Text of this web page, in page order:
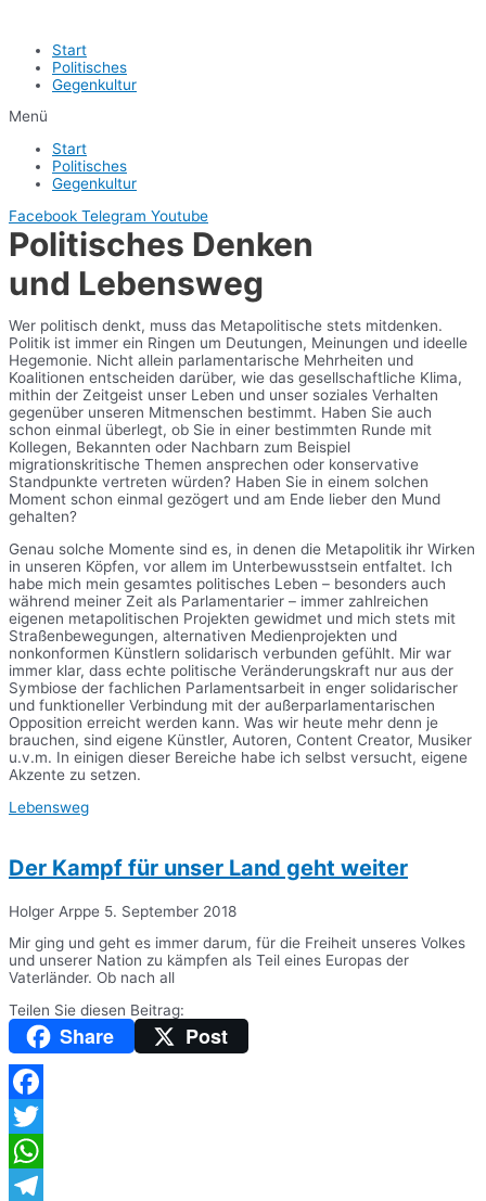
Start
Politisches
Gegenkultur
Menü
Start
Politisches
Gegenkultur
Facebook Telegram Youtube
Politisches Denken
und Lebensweg
Wer politisch denkt, muss das Metapolitische stets mitdenken.
Politik ist immer ein Ringen um Deutungen, Meinungen und ideelle
Hegemonie. Nicht allein parlamentarische Mehrheiten und
Koalitionen entscheiden darüber, wie das gesellschaftliche Klima,
mithin der Zeitgeist unser Leben und unser soziales Verhalten
gegenüber unseren Mitmenschen bestimmt. Haben Sie auch
schon einmal überlegt, ob Sie in einer bestimmten Runde mit
Kollegen, Bekannten oder Nachbarn zum Beispiel
migrationskritische Themen ansprechen oder konservative
Standpunkte vertreten würden? Haben Sie in einem solchen
Moment schon einmal gezögert und am Ende lieber den Mund
gehalten?
Genau solche Momente sind es, in denen die Metapolitik ihr Wirken
in unseren Köpfen, vor allem im Unterbewusstsein entfaltet. Ich
habe mich mein gesamtes politisches Leben – besonders auch
während meiner Zeit als Parlamentarier – immer zahlreichen
eigenen metapolitischen Projekten gewidmet und mich stets mit
Straßenbewegungen, alternativen Medienprojekten und
nonkonformen Künstlern solidarisch verbunden gefühlt. Mir war
immer klar, dass echte politische Veränderungskraft nur aus der
Symbiose der fachlichen Parlamentsarbeit in enger solidarischer
und funktioneller Verbindung mit der außerparlamentarischen
Opposition erreicht werden kann. Was wir heute mehr denn je
brauchen, sind eigene Künstler, Autoren, Content Creator, Musiker
u.v.m. In einigen dieser Bereiche habe ich selbst versucht, eigene
Akzente zu setzen.
Lebensweg
Der Kampf für unser Land geht weiter
Holger Arppe 5. September 2018
Mir ging und geht es immer darum, für die Freiheit unseres Volkes
und unserer Nation zu kämpfen als Teil eines Europas der
Vaterländer. Ob nach all
Teilen Sie diesen Beitrag:
Share Post
Facebook
Twitter
WhatsApp